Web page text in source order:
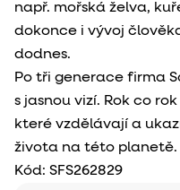
např. mořská želva,
dokonce i vývoj
dodnes.
Po tři generace firma
s jasnou vizí. Rok co
které vzdělávají a
života na této planetě.
Kód: SFS262829